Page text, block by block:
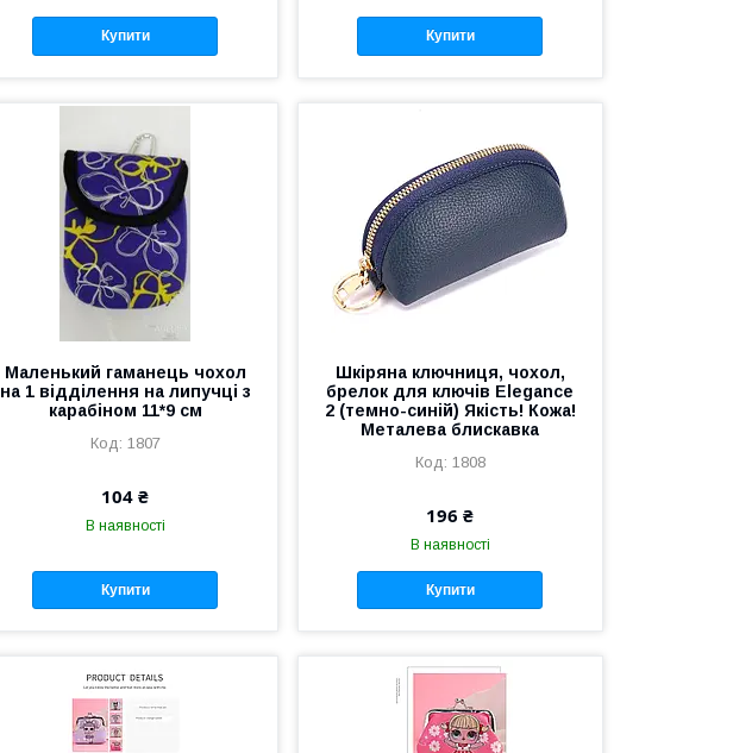
Купити Купити
Маленький гаманець чохол
на 1 відділення на липучці з
карабіном 11*9 см
1807
104 ₴
В наявності
Купити
Шкіряна ключниця, чохол,
брелок для ключів Elegance
2 (темно-синій) Якість! Кожа!
Металева блискавка
1808
196 ₴
В наявності
Купити